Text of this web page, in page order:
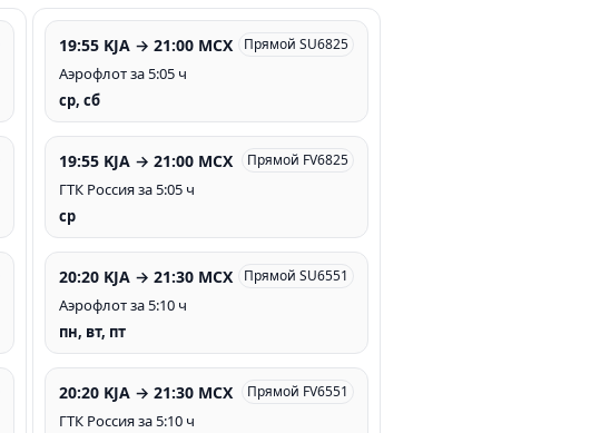
19:55 KJA → 21:00 MCX Прямой SU6825
Аэрофлот за 5:05 ч
ср, сб
19:55 KJA → 21:00 MCX Прямой FV6825
ГТК Россия за 5:05 ч
ср
20:20 KJA → 21:30 MCX Прямой SU6551
Аэрофлот за 5:10 ч
пн, вт, пт
20:20 KJA → 21:30 MCX Прямой FV6551
ГТК Россия за 5:10 ч